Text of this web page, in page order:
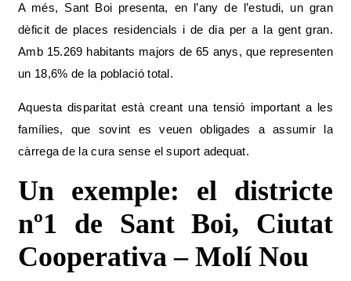
A més, Sant Boi presenta, en l’any de l’estudi, un gran
dèficit de places residencials i de dia per a la gent gran.
Amb 15.269 habitants majors de 65 anys, que representen
un 18,6% de la població total.
Aquesta disparitat està creant una tensió important a les
famílies, que sovint es veuen obligades a assumir la
càrrega de la cura sense el suport adequat.
Un exemple: el districte
nº1 de Sant Boi, Ciutat
Cooperativa – Molí Nou